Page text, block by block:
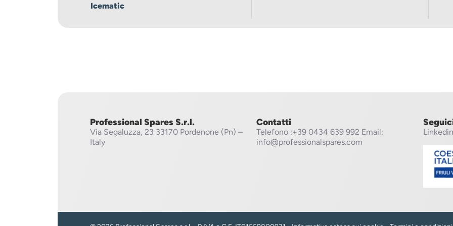
Icematic
Professional Spares S.r.l.
Via Segaluzza, 23 33170 Pordenone (Pn) –
Italy
Contatti
Telefono :+39 0434 639 992 Email:
info@professionalspares.com
Linkedin